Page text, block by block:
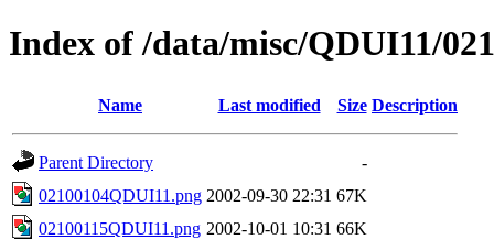
Index of /data/misc/QDUI11/
Name Last modified Size Description
Parent Directory
-
02100104QDUI11.png 2002-09-30 22:31 67K
02100115QDUI11.png 2002-10-01 10:31 66K